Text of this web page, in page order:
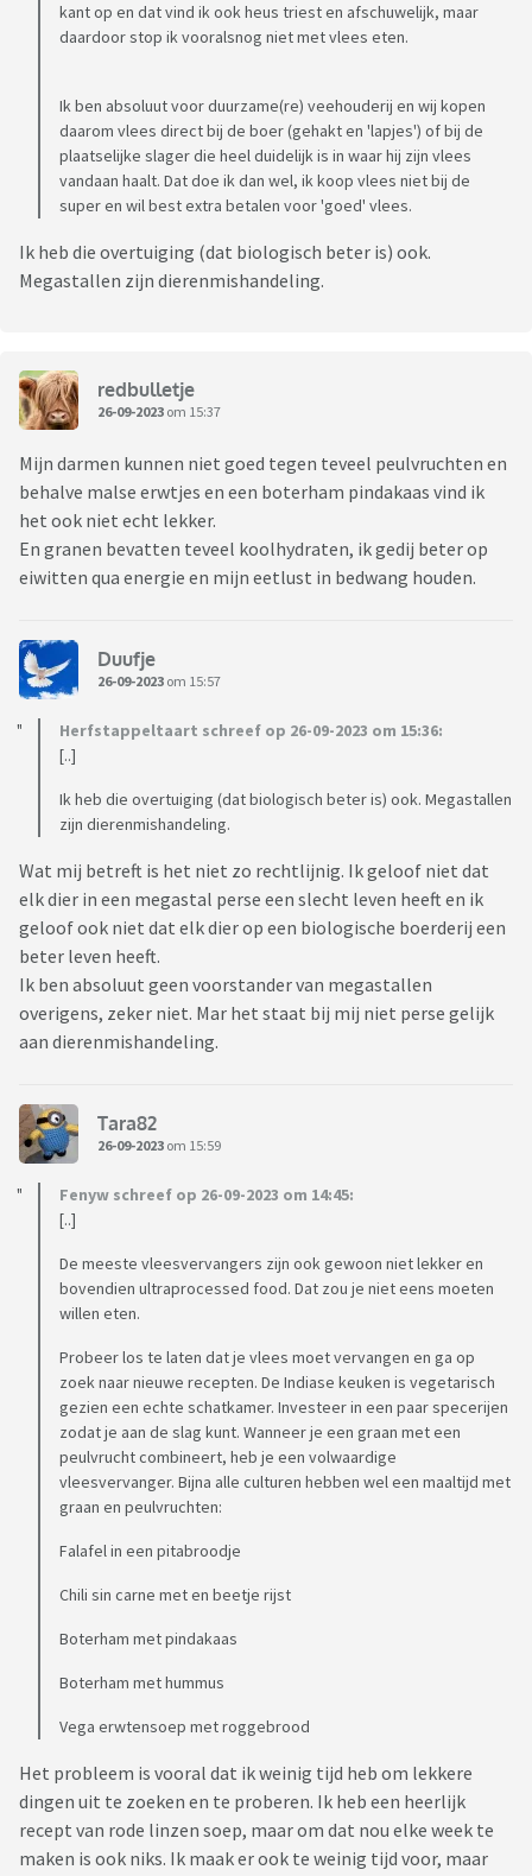
kant op en dat vind ik ook heus triest en afschuwelijk, maar
daardoor stop ik vooralsnog niet met vlees eten.
Ik ben absoluut voor duurzame(re) veehouderij en wij kopen
daarom vlees direct bij de boer (gehakt en 'lapjes') of bij de
plaatselijke slager die heel duidelijk is in waar hij zijn vlees
vandaan haalt. Dat doe ik dan wel, ik koop vlees niet bij de
super en wil best extra betalen voor 'goed' vlees.
Ik heb die overtuiging (dat biologisch beter is) ook.
Megastallen zijn dierenmishandeling.
redbulletje
26-09-2023 om 15:37
Mijn darmen kunnen niet goed tegen teveel peulvruchten en
behalve malse erwtjes en een boterham pindakaas vind ik
het ook niet echt lekker.
En granen bevatten teveel koolhydraten, ik gedij beter op
eiwitten qua energie en mijn eetlust in bedwang houden.
Duufje
26-09-2023 om 15:57
Herfstappeltaart schreef op 26-09-2023 om 15:36:
[..]
Ik heb die overtuiging (dat biologisch beter is) ook. Megastallen
zijn dierenmishandeling.
Wat mij betreft is het niet zo rechtlijnig. Ik geloof niet dat
elk dier in een megastal perse een slecht leven heeft en ik
geloof ook niet dat elk dier op een biologische boerderij een
beter leven heeft.
Ik ben absoluut geen voorstander van megastallen
overigens, zeker niet. Mar het staat bij mij niet perse gelijk
aan dierenmishandeling.
Tara82
26-09-2023 om 15:59
Fenyw schreef op 26-09-2023 om 14:45:
[..]
De meeste vleesvervangers zijn ook gewoon niet lekker en
bovendien ultraprocessed food. Dat zou je niet eens moeten
willen eten.
Probeer los te laten dat je vlees moet vervangen en ga op
zoek naar nieuwe recepten. De Indiase keuken is vegetarisch
gezien een echte schatkamer. Investeer in een paar specerijen
zodat je aan de slag kunt. Wanneer je een graan met een
peulvrucht combineert, heb je een volwaardige
vleesvervanger. Bijna alle culturen hebben wel een maaltijd met
graan en peulvruchten:
Falafel in een pitabroodje
Chili sin carne met en beetje rijst
Boterham met pindakaas
Boterham met hummus
Vega erwtensoep met roggebrood
Het probleem is vooral dat ik weinig tijd heb om lekkere
dingen uit te zoeken en te proberen. Ik heb een heerlijk
recept van rode linzen soep, maar om dat nou elke week te
maken is ook niks. Ik maak er ook te weinig tijd voor, maar